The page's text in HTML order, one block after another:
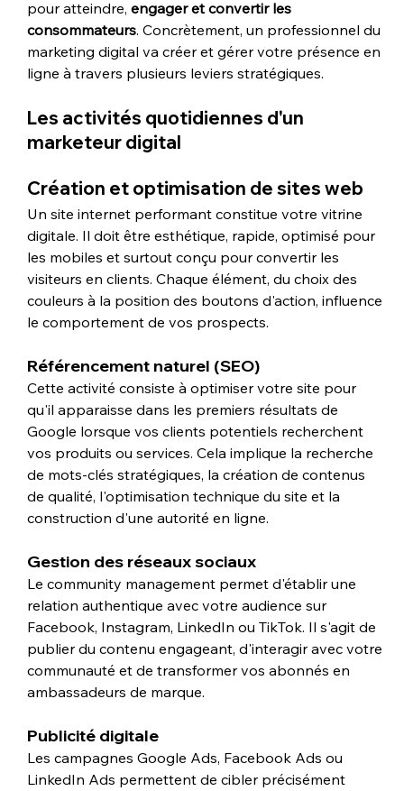
pour atteindre, engager et convertir les
consommateurs. Concrètement, un professionnel du
marketing digital va créer et gérer votre présence en
ligne à travers plusieurs leviers stratégiques.
Les activités quotidiennes d'un
marketeur digital
Création et optimisation de sites web
Un site internet performant constitue votre vitrine
digitale. Il doit être esthétique, rapide, optimisé pour
les mobiles et surtout conçu pour convertir les
visiteurs en clients. Chaque élément, du choix des
couleurs à la position des boutons d'action, influence
le comportement de vos prospects.
Référencement naturel (SEO)
Cette activité consiste à optimiser votre site pour
qu'il apparaisse dans les premiers résultats de
Google lorsque vos clients potentiels recherchent
vos produits ou services. Cela implique la recherche
de mots-clés stratégiques, la création de contenus
de qualité, l'optimisation technique du site et la
construction d'une autorité en ligne.
Gestion des réseaux sociaux
Le community management permet d'établir une
relation authentique avec votre audience sur
Facebook, Instagram, LinkedIn ou TikTok. Il s'agit de
publier du contenu engageant, d'interagir avec votre
communauté et de transformer vos abonnés en
ambassadeurs de marque.
Publicité digitale
Les campagnes Google Ads, Facebook Ads ou
LinkedIn Ads permettent de cibler précisément